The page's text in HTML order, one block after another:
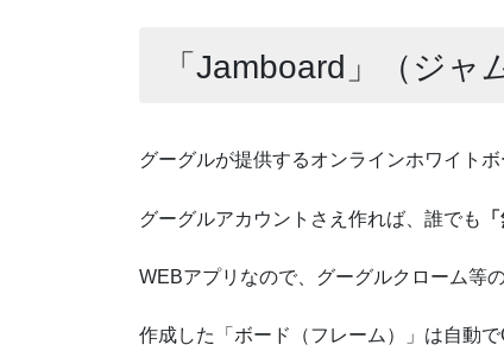
「Jamboard」（ジ
グーグルが提供するオンラインホワイトボ
グーグルアカウントさえ作れば、誰でも
WEBアプリなので、グーグルクローム等
作成した「ボード（フレーム）」は自動